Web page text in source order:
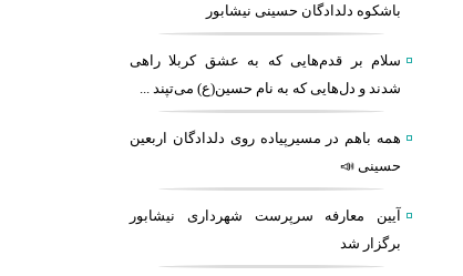
باشکوه دلدادگان حسینی نیشابور
سلام بر قدم‌هایی که به عشق کربلا راهی
شدند و دل‌هایی که به نام حسین(ع) می‌تپند ...
همه باهم در مسیرپیاده روی دلدادگان اربعین
حسینی 📣
آیین معارفه سرپرست شهرداری نیشابور
برگزار شد